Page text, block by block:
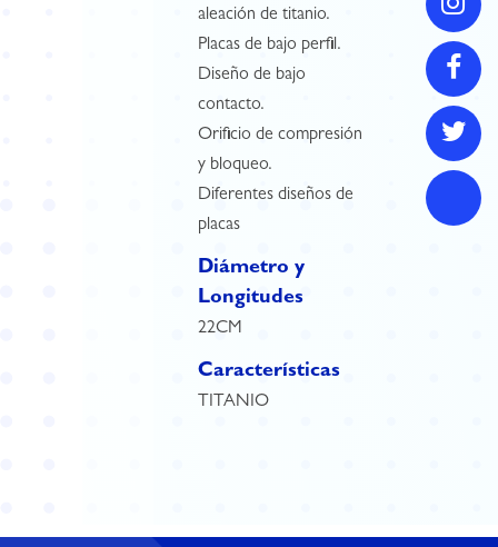
aleación de titanio.
Placas de bajo perfil.
Diseño de bajo
contacto.
Orificio de compresión
y bloqueo.
Diferentes diseños de
placas
Diámetro y
Longitudes
22CM
Características
TITANIO